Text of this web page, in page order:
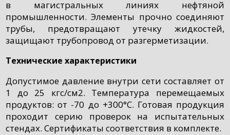
в магистральных линиях нефтяной
промышленности. Элементы прочно соединяют
трубы, предотвращают утечку жидкостей,
защищают трубопровод от разгерметизации.
Технические характеристики
Допустимое давление внутри сети составляет от
1 до 25 кгс/см2. Температура перемещаемых
продуктов: от -70 до +300°C. Готовая продукция
проходит серию проверок на испытательных
стендах. Сертификаты соответствия в комплекте.